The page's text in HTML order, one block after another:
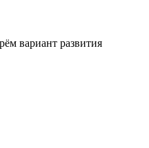
вариант развития